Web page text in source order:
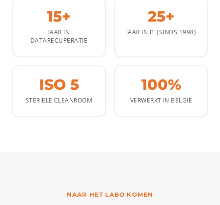
15+
JAAR IN
DATARECUPERATIE
25+
JAAR IN IT (SINDS 1998)
ISO 5
STERIELE CLEANROOM
100%
VERWERKT IN BELGIË
NAAR HET LABO KOMEN